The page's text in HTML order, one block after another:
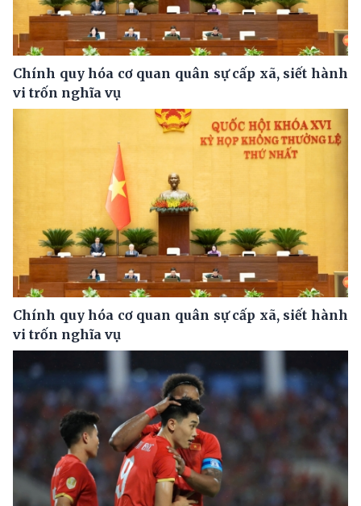
Chính quy hóa cơ quan quân sự cấp xã, siết hành
vi trốn nghĩa vụ
Chính quy hóa cơ quan quân sự cấp xã, siết hành
vi trốn nghĩa vụ